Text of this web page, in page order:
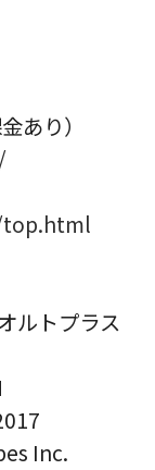
あり）
ルトプラス
Inc.